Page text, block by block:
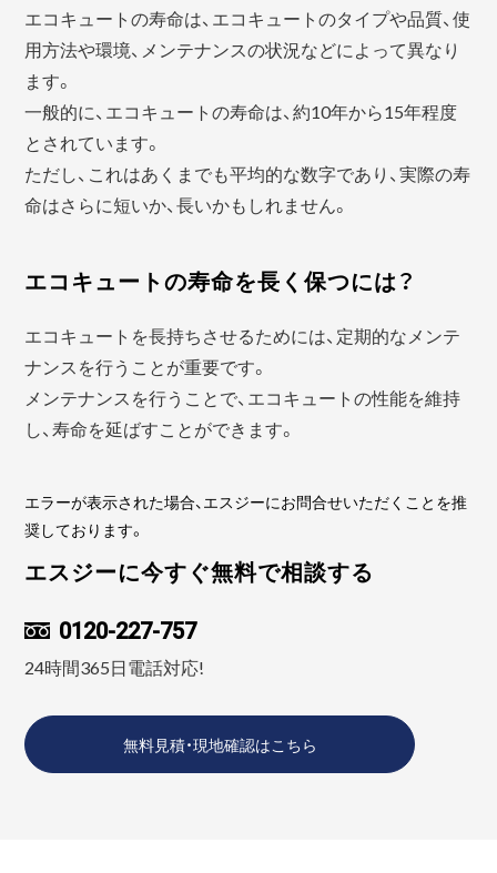
エコキュートの寿命は、エコキュートのタイプや品質、使
用方法や環境、メンテナンスの状況などによって異なり
ます。
一般的に、エコキュートの寿命は、約10年から15年程度
とされています。
ただし、これはあくまでも平均的な数字であり、実際の寿
命はさらに短いか、長いかもしれません。
エコキュートの寿命を長く保つには？
エコキュートを長持ちさせるためには、定期的なメンテ
ナンスを行うことが重要です。
メンテナンスを行うことで、エコキュートの性能を維持
し、寿命を延ばすことができます。
エラーが表示された場合、エスジーにお問合せいただくことを推
奨しております。
エスジーに今すぐ無料で相談する
0120-227-757
24時間365日電話対応!
無料見積・現地確認はこちら